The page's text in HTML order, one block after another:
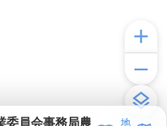
員会事務局農
地